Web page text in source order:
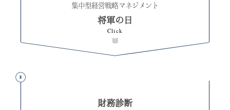
将軍の日
財務診断